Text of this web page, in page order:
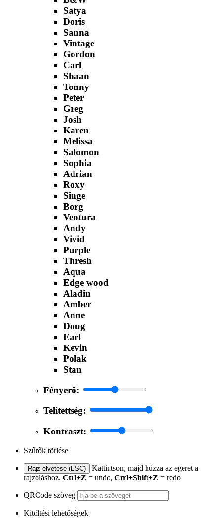
Satya
Doris
Sanna
Vintage
Gordon
Carl
Shaan
Tonny
Peter
Greg
Josh
Karen
Melissa
Salomon
Sophia
Adrian
Roxy
Singe
Borg
Ventura
Andy
Vivid
Purple
Thresh
Aqua
Edge wood
Aladin
Amber
Anne
Doug
Earl
Kevin
Polak
Stan
Fényerő:
Telítettség:
Kontraszt:
Szűrők törlése
Rajz elvetése (ESC)
Kattintson, majd húzza az egeret a
rajzoláshoz. Ctrl+Z = undo, Ctrl+Shift+Z = redo
QRCode szöveg
Kitöltési lehetőségek